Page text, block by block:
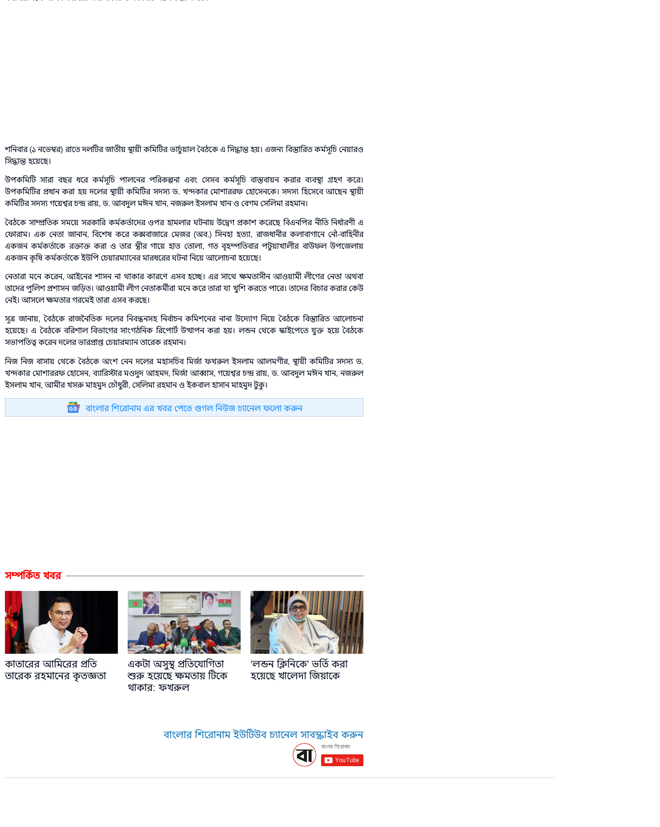
শনিবার (১ নভেম্বর) রাতে দলটির জাতীয় স্থায়ী কমিটির ভার্চুয়াল বৈঠকে এ সিদ্ধান্ত হয়। এজন্য বিস্তারিত কর্মসূচি নেয়ারও
সিদ্ধান্ত হয়েছে।
উপকমিটি সারা বছর ধরে কর্মসূচি পালনের পরিকল্পনা এবং সেসব কর্মসূচি বাস্তবায়ন করার ব্যবস্থা গ্রহণ করে।
উপকমিটির প্রধান করা হয় দলের স্থায়ী কমিটির সদস্য ড. খন্দকার মোশাররফ হোসেনকে। সদস্য হিসেবে আছেন স্থায়ী
কমিটির সদস্য গয়েশ্বর চন্দ্র রায়, ড. আবদুল মঈন খান, নজরুল ইসলাম খান ও বেগম সেলিমা রহমান।
বৈঠকে সাম্প্রতিক সময়ে সরকারি কর্মকর্তাদের ওপর হামলার ঘটনায় উদ্বেগ প্রকাশ করেছে বিএনপির নীতি নির্ধারণী এ
ফোরাম। এক নেতা জানান, বিশেষ করে কক্সবাজারে মেজর (অব.) সিনহা হত্যা, রাজধানীর কলাবাগানে নৌ-বাহিনীর
একজন কর্মকর্তাকে রক্তাক্ত করা ও তার স্ত্রীর গায়ে হাত তোলা, গত বৃহস্পতিবার পটুয়াখালীর বাউফল উপজেলায়
একজন কৃষি কর্মকর্তাকে ইউপি চেয়ারম্যানের মারধরের ঘটনা নিয়ে আলোচনা হয়েছে।
নেতারা মনে করেন, আইনের শাসন না থাকার কারণে এসব হচ্ছে। এর সাথে ক্ষমতাসীন আওয়ামী লীগের নেতা অথবা
তাদের পুলিশ প্রশাসন জড়িত। আওয়ামী লীগ নেতাকর্মীরা মনে করে তারা যা খুশি করতে পারে। তাদের বিচার করার কেউ
নেই। আসলে ক্ষমতার গরমেই তারা এসব করছে।
সূত্র জানায়, বৈঠকে রাজনৈতিক দলের নিবন্ধনসহ নির্বাচন কমিশনের নানা উদ্যোগ নিয়ে বৈঠকে বিস্তারিত আলোচনা
হয়েছে। এ বৈঠকে বরিশাল বিভাগের সাংগঠনিক রিপোর্ট উত্থাপন করা হয়। লন্ডন থেকে স্কাইপেতে যুক্ত হয়ে বৈঠকে
সভাপতিত্ব করেন দলের ভারপ্রাপ্ত চেয়ারম্যান তারেক রহমান।
নিজ নিজ বাসায় থেকে বৈঠকে অংশ নেন দলের মহাসচিব মির্জা ফখরুল ইসলাম আলমগীর, স্থায়ী কমিটির সদস্য ড.
খন্দকার মোশাররফ হোসেন, ব্যারিস্টার মওদুদ আহমদ, মির্জা আব্বাস, গয়েশ্বর চন্দ্র রায়, ড. আবদুল মঈন খান, নজরুল
ইসলাম খান, আমীর খসরু মাহমুদ চৌধুরী, সেলিমা রহমান ও ইকবাল হাসান মাহমুদ টুকু।
বাংলার শিরোনাম এর খবর পেতে গুগল নিউজ চ্যানেল ফলো করুন
সম্পর্কিত খবর
কাতারের আমিরের প্রতি
তারেক রহমানের কৃতজ্ঞতা
একটা অসুস্থ প্রতিযোগিতা
শুরু হয়েছে ক্ষমতায় টিকে
থাকার: ফখরুল
‘লন্ডন ক্লিনিকে’ ভর্তি করা
হয়েছে খালেদা জিয়াকে
বাংলার শিরোনাম ইউটিউব চ্যানেল সাবস্ক্রাইব করুন